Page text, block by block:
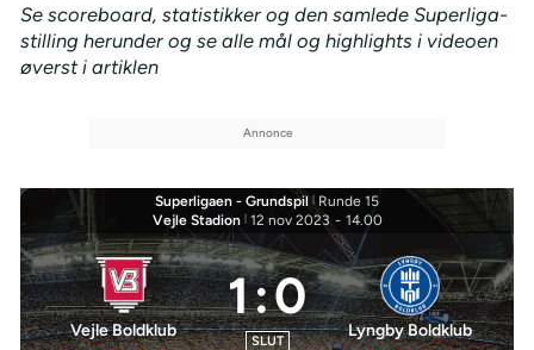
Se scoreboard, statistikker og den samlede Superliga-
stilling herunder og se alle mål og highlights i videoen
øverst i artiklen
Superligaen - Grundspil | Runde 15
Vejle Stadion | 12 nov 2023 - 14.00
Vejle Boldklub
1:0
SLUT
Lyngby Boldklub